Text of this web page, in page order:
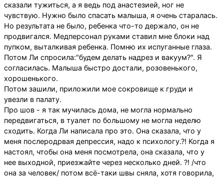
сказали тужиться, а я ведь под анастезией, ног не
чувствую. Нужно было спасать малыша, я очень старалась.
Но результата не было, ребенка что-то держало, он не
продвигался. Медперсонал руками ставил мне блоки над
пупком, выталкивая ребенка. Помню их испуганные глаза.
Потом Ли спросила:"будем делать надрез и вакуум?". Я
согласилась. Малыша быстро достали, розовенького,
хорошенького.
Потом зашили, приложили мое сокровище к груди и
увезли в палату.
Про шов - я так мучилась дома, не могла нормально
передвигаться, в туалет по большому не могла неделю
сходить. Когда Ли написала про это. Она сказала, что у
меня послеродрвая депрессия, надо к психологу.?! Когда я
настоял, чтобы она меня посмотрела, она сказала, что у
нее выходной, приезжайте через несколько дней. ?! /что
она за человек/ потом всё-таки швы сняла, хотя говорила,